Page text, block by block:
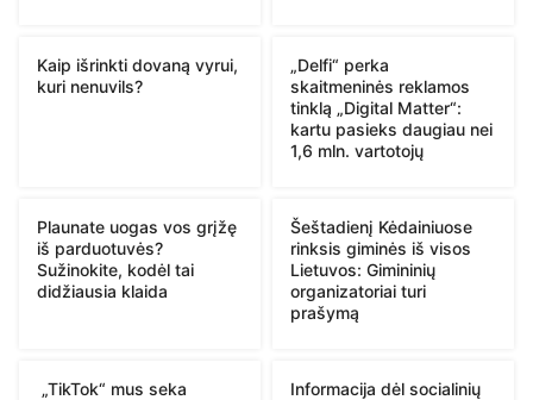
Kaip išrinkti dovaną vyrui,
kuri nenuvils?
„Delfi“ perka
skaitmeninės reklamos
tinklą „Digital Matter“:
kartu pasieks daugiau nei
1,6 mln. vartotojų
Plaunate uogas vos grįžę
iš parduotuvės?
Sužinokite, kodėl tai
didžiausia klaida
Šeštadienį Kėdainiuose
rinksis giminės iš visos
Lietuvos: Gimininių
organizatoriai turi
prašymą
„TikTok“ mus seka
Informacija dėl socialinių